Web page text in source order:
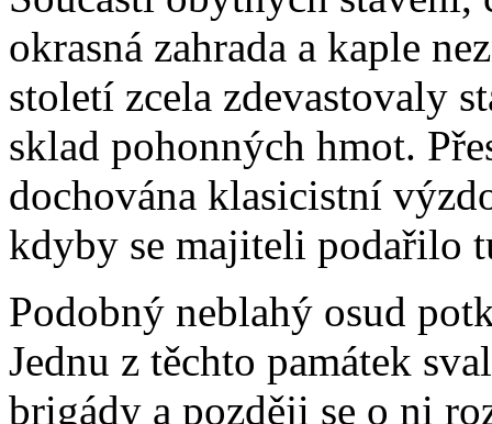
okrasná zahrada a kaple
století zcela zdevastovaly
sklad pohonných hmot.
dochována klasicistní
kdyby se majiteli podařilo
Podobný neblahý osud
Jednu z těchto památek
brigády a později se o ni